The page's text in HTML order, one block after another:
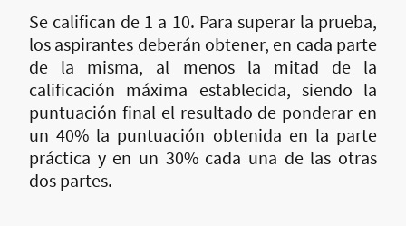
Se califican de 1 a 10. Para superar la prueba,
los aspirantes deberán obtener, en cada parte
de la misma, al menos la mitad de la
calificación máxima establecida, siendo la
puntuación final el resultado de ponderar en
un 40% la puntuación obtenida en la parte
práctica y en un 30% cada una de las otras
dos partes.